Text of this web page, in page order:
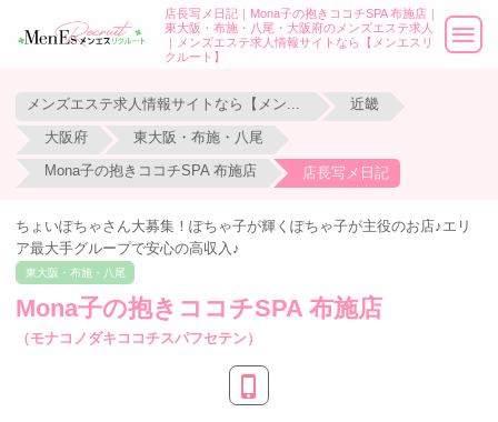
店長写メ日記｜Mona子の抱きココチSPA 布施店｜
東大阪・布施・八尾・大阪府のメンズエステ求人
｜メンズエステ求人情報サイトなら【メンエスリ
クルート】
近畿
大阪府 東大阪・布施・八尾
Mona子の抱きココチSPA 布施店 店長写メ日記
ちょいぽちゃさん大募集！ぽちゃ子が輝くぽちゃ子が主役のお店♪エリ
ア最大手グループで安心の高収入♪
東大阪・布施・八尾
Mona子の抱きココチSPA 布施店
（モナコノダキココチスパフセテン）